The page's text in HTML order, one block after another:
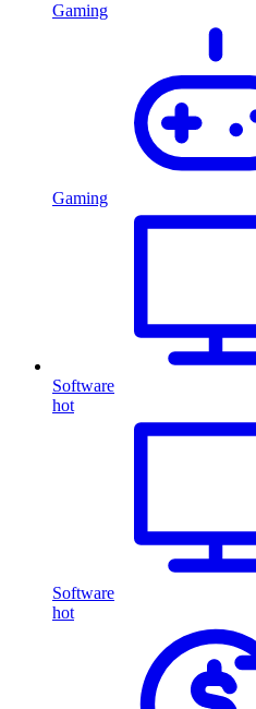
Gaming
Gaming
Software
hot
Software
hot